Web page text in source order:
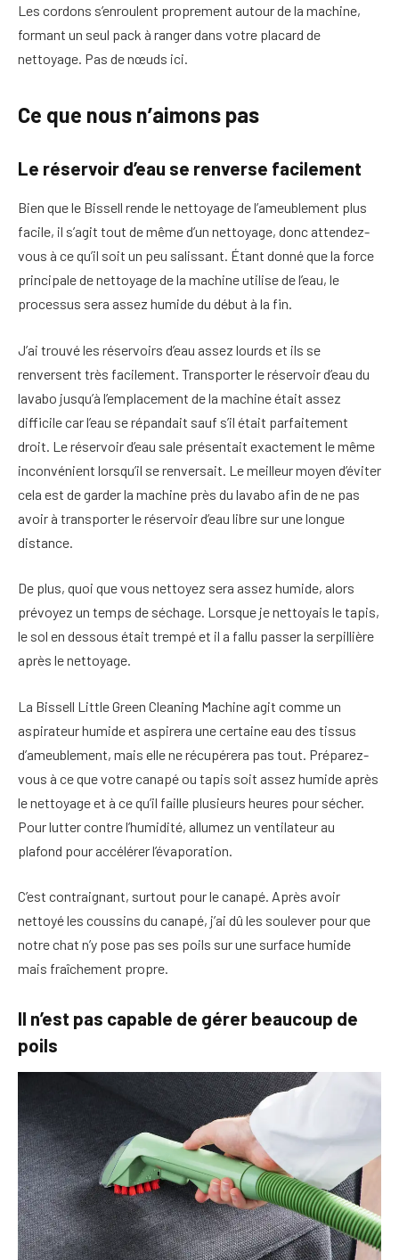
Les cordons s’enroulent proprement autour de la machine,
formant un seul pack à ranger dans votre placard de
nettoyage. Pas de nœuds ici.
Ce que nous n’aimons pas
Le réservoir d’eau se renverse facilement
Bien que le Bissell rende le nettoyage de l’ameublement plus
facile, il s’agit tout de même d’un nettoyage, donc attendez-
vous à ce qu’il soit un peu salissant. Étant donné que la force
principale de nettoyage de la machine utilise de l’eau, le
processus sera assez humide du début à la fin.
J’ai trouvé les réservoirs d’eau assez lourds et ils se
renversent très facilement. Transporter le réservoir d’eau du
lavabo jusqu’à l’emplacement de la machine était assez
difficile car l’eau se répandait sauf s’il était parfaitement
droit. Le réservoir d’eau sale présentait exactement le même
inconvénient lorsqu’il se renversait. Le meilleur moyen d’éviter
cela est de garder la machine près du lavabo afin de ne pas
avoir à transporter le réservoir d’eau libre sur une longue
distance.
De plus, quoi que vous nettoyez sera assez humide, alors
prévoyez un temps de séchage. Lorsque je nettoyais le tapis,
le sol en dessous était trempé et il a fallu passer la serpillière
après le nettoyage.
La Bissell Little Green Cleaning Machine agit comme un
aspirateur humide et aspirera une certaine eau des tissus
d’ameublement, mais elle ne récupérera pas tout. Préparez-
vous à ce que votre canapé ou tapis soit assez humide après
le nettoyage et à ce qu’il faille plusieurs heures pour sécher.
Pour lutter contre l’humidité, allumez un ventilateur au
plafond pour accélérer l’évaporation.
C’est contraignant, surtout pour le canapé. Après avoir
nettoyé les coussins du canapé, j’ai dû les soulever pour que
notre chat n’y pose pas ses poils sur une surface humide
mais fraîchement propre.
Il n’est pas capable de gérer beaucoup de
poils